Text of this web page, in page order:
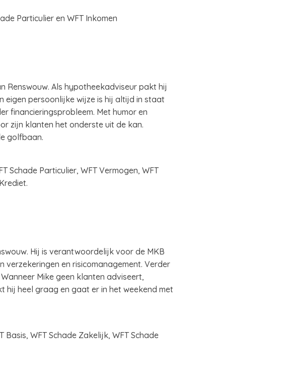
Particulier en WFT Inkomen
Renswouw. Als hypotheekadviseur pakt hij
eigen persoonlijke wijze is hij altijd in staat
financieringsprobleem. Met humor en
zijn klanten het onderste uit de kan.
golfbaan.
Schade Particulier, WFT Vermogen, WFT
Hij is verantwoordelijk voor de MKB
verzekeringen en risicomanagement. Verder
Mike geen klanten adviseert,
heel graag en gaat er in het weekend met
Basis, WFT Schade Zakelijk, WFT Schade